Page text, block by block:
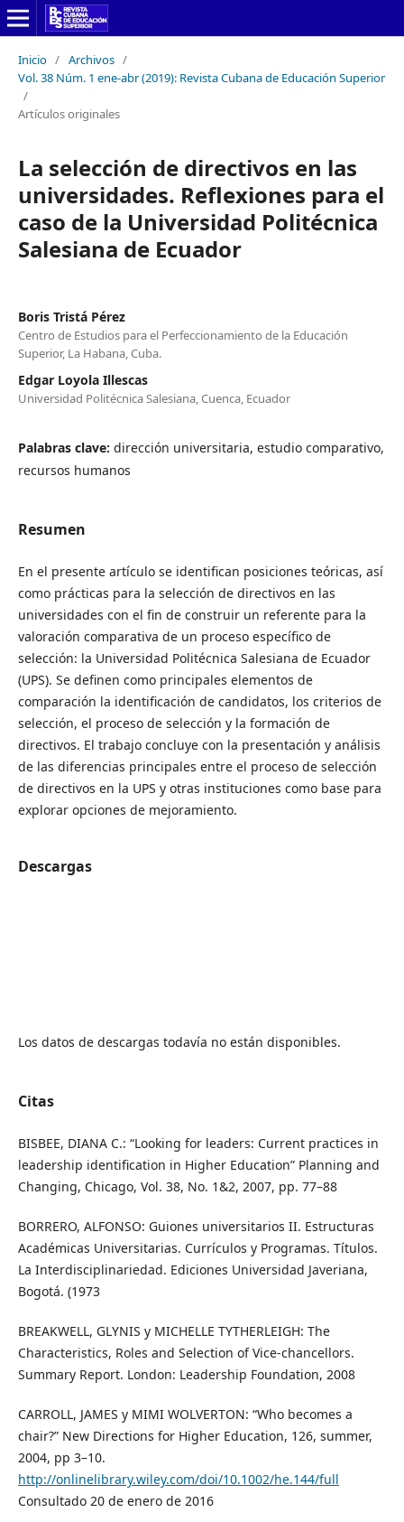
Inicio / Archivos /
Vol. 38 Núm. 1 ene-abr (2019): Revista Cubana de Educación Superior
/
Artículos originales
La selección de directivos en las
universidades. Reflexiones para el
caso de la Universidad Politécnica
Salesiana de Ecuador
Boris Tristá Pérez
Centro de Estudios para el Perfeccionamiento de la Educación
Superior, La Habana, Cuba.
Edgar Loyola Illescas
Universidad Politécnica Salesiana, Cuenca, Ecuador
Palabras clave: dirección universitaria, estudio comparativo,
recursos humanos
Resumen
En el presente artículo se identifican posiciones teóricas, así
como prácticas para la selección de directivos en las
universidades con el fin de construir un referente para la
valoración comparativa de un proceso específico de
selección: la Universidad Politécnica Salesiana de Ecuador
(UPS). Se definen como principales elementos de
comparación la identificación de candidatos, los criterios de
selección, el proceso de selección y la formación de
directivos. El trabajo concluye con la presentación y análisis
de las diferencias principales entre el proceso de selección
de directivos en la UPS y otras instituciones como base para
explorar opciones de mejoramiento.
Descargas
Los datos de descargas todavía no están disponibles.
Citas
BISBEE, DIANA C.: “Looking for leaders: Current practices in
leadership identification in Higher Education” Planning and
Changing, Chicago, Vol. 38, No. 1&2, 2007, pp. 77–88
BORRERO, ALFONSO: Guiones universitarios II. Estructuras
Académicas Universitarias. Currículos y Programas. Títulos.
La Interdisciplinariedad. Ediciones Universidad Javeriana,
Bogotá. (1973
BREAKWELL, GLYNIS y MICHELLE TYTHERLEIGH: The
Characteristics, Roles and Selection of Vice-chancellors.
Summary Report. London: Leadership Foundation, 2008
CARROLL, JAMES y MIMI WOLVERTON: “Who becomes a
chair?” New Directions for Higher Education, 126, summer,
2004, pp 3–10.
http://onlinelibrary.wiley.com/doi/10.1002/he.144/full
Consultado 20 de enero de 2016